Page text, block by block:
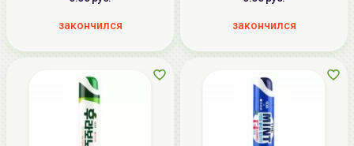
закончился закончился